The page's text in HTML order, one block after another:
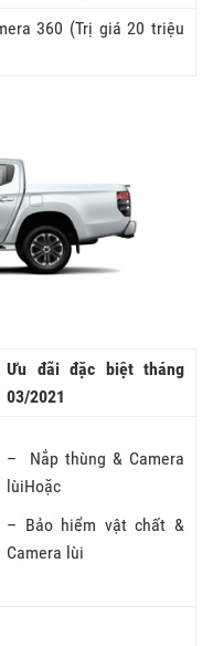
360 (Trị giá 20 triệu
Ưu đãi đặc biệt tháng
03/2021
– Nắp thùng & Camera
lùiHoặc
– Bảo hiểm vật chất &
Camera lùi